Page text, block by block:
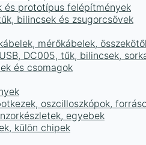
és prototípus felépítmények
bilincsek és zsugorcsövek
mérőkábelek,
DC005, tűk, bilincsek,
és csomagok
oszcilloszkópok,
egyebek
külön chipek